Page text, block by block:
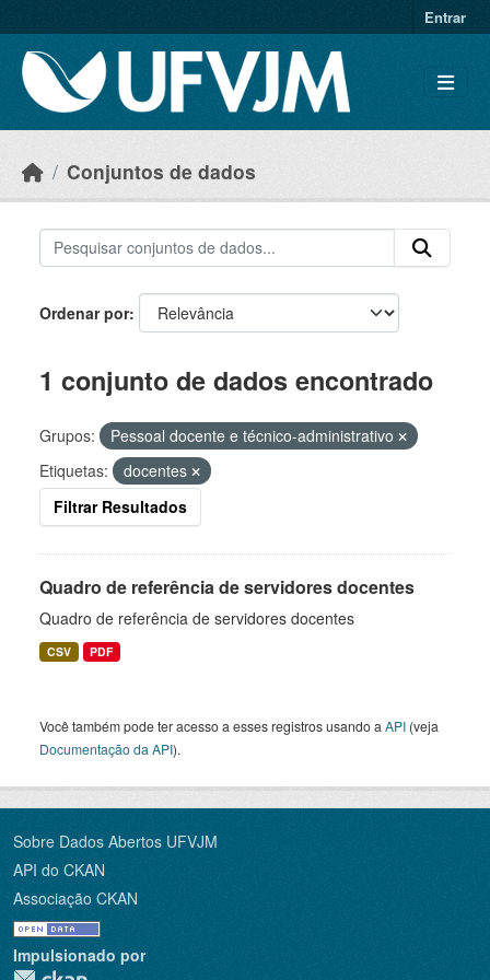
Entrar
Conjuntos de dados
Ordenar por
1 conjunto de dados encontrado
Grupos:
Pessoal docente e técnico-administrativo
Etiquetas:
docentes
Filtrar Resultados
Quadro de referência de servidores docentes
Quadro de referência de servidores docentes
CSV PDF
Você também pode ter acesso a esses registros usando a API (veja
Documentação da API).
Sobre Dados Abertos UFVJM
API do CKAN
Associação CKAN
Impulsionado por